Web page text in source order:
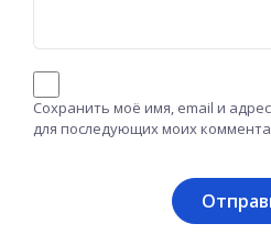
Сохранить моё имя, email и
для последующих моих